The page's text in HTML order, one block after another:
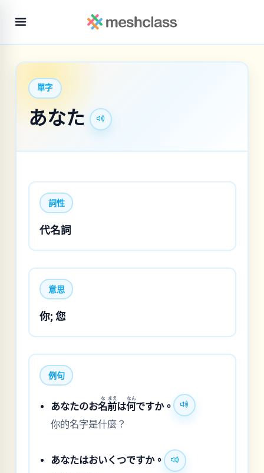
單字
あなた
詞性
代名詞
意思
你; 您
例句
あなたのお名
な
前
まえ
は何
なん
ですか。
你的名字是什麼？
あなたはおいくつですか。